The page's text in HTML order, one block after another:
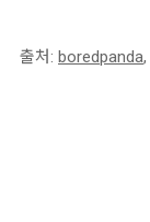
출처: boredpanda,